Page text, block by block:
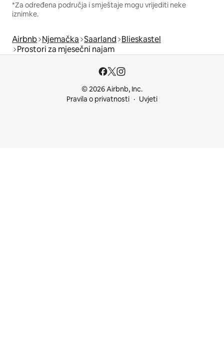
*Za određena područja i smještaje mogu vrijediti neke
iznimke.
Airbnb Njemačka Saarland Blieskastel
Prostori za mjesečni najam
© 2026 Airbnb, Inc.
Pravila o privatnosti
Uvjeti